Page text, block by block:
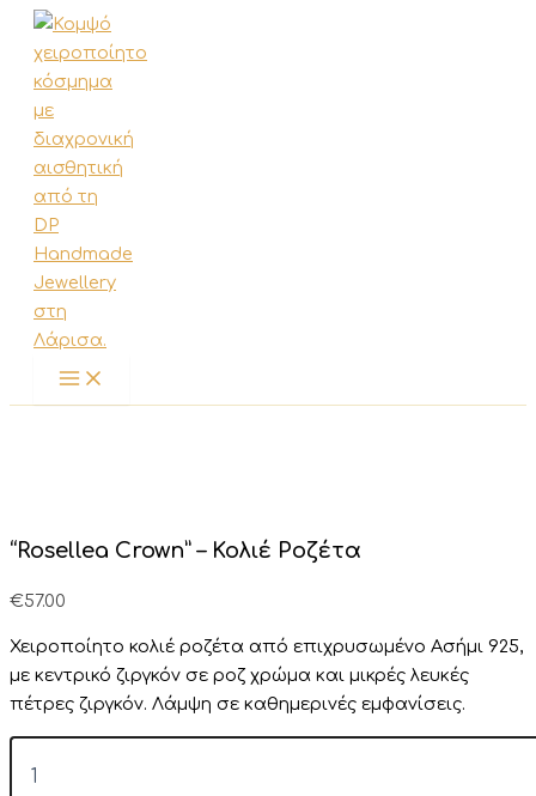
Μετάβαση
στο
περιεχόμενο
“Rosellea Crown” – Κολιέ Ροζέτα
€57.00
Χειροποίητο κολιέ ροζέτα από επιχρυσωμένο Ασήμι 925,
με κεντρικό ζιργκόν σε ροζ χρώμα και μικρές λευκές
πέτρες ζιργκόν. Λάμψη σε καθημερινές εμφανίσεις.
"Rosellea
Crown"